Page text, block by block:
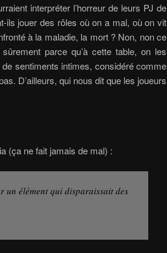
interpréter l’horreur de leurs PJ de
ils jouer des rôles où on a mal, où on vit
à la maladie, la mort ? Non, non ce
parce qu’à cette table, on les
de sentiments intimes, considéré comme
D’ailleurs, qui nous dit que les joueurs
(ça ne fait jamais de mal) :
un élément qui disparaissait des